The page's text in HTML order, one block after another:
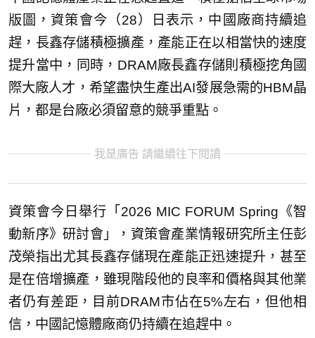
版圖，資策會今（28）日表示，中國廠商持續追
趕，長鑫存儲積極擴產，產能正在以相當快的速度
提升當中，同時，DRAM廠長鑫存儲則積極挖角國
際大廠人才，希望盡快生產出AI發展急需的HBM晶
片，都是台廠必須留意的競爭重點。
我是廣告 請繼續往下閱讀
資策會今日舉行「2026 MIC FORUM Spring《智
動新序》研討會」，資策會產業情報研究所主任彭
茂榮指出尤其長鑫存儲現在產能正迅速提升，甚至
是在倍增擴產，雖現階段他的良率和價格與其他業
者仍有差距，目前DRAM市佔在5%左右，但他相
信，中國記憶體廠商仍持續在追趕中。